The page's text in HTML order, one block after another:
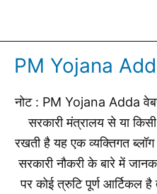
PM Yojana
नोट : PM Yojana Adda
सरकारी मंत्रालय से या
रखती है यह एक व्यक्तिगत
सरकारी नौकरी के बारे में
पर कोई त्रुटि पूर्ण आर्टिकल